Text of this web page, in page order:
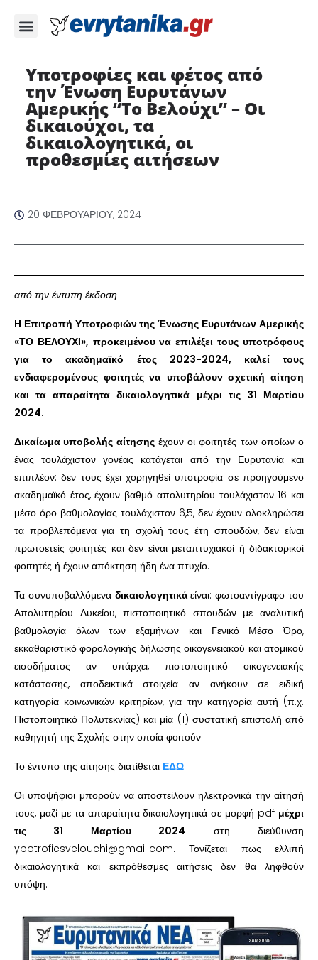
Υποτροφίες και φέτος από
την Ένωση Ευρυτάνων
Αμερικής “Το Βελούχι” – Οι
δικαιούχοι, τα
δικαιολογητικά, οι
προθεσμίες αιτήσεων
20 ΦΕΒΡΟΥΑΡΊΟΥ, 2024
από την έντυπη έκδοση
H Επιτροπή Υποτροφιών της Ένωσης Ευρυτάνων Αμερικής
«ΤΟ ΒΕΛΟΥΧΙ», προκειμένου να επιλέξει τους υποτρόφους
για το ακαδημαϊκό έτος 2023-2024, καλεί τους
ενδιαφερομένους φοιτητές να υποβάλουν σχετική αίτηση
και τα απαραίτητα δικαιολογητικά μέχρι τις 31 Μαρτίου
2024.
Δικαίωμα υποβολής αίτησηςέχουν οι φοιτητές των οποίων ο
ένας τουλάχιστον γονέας κατάγεται από την Ευρυτανία και
επιπλέον: δεν τους έχει χορηγηθεί υποτροφία σε προηγούμενο
ακαδημαϊκό έτος, έχουν βαθμό απολυτηρίου τουλάχιστον 16 και
μέσο όρο βαθμολογίας τουλάχιστον 6,5, δεν έχουν ολοκληρώσει
τα προβλεπόμενα για τη σχολή τους έτη σπουδών, δεν είναι
πρωτοετείς φοιτητές και δεν είναι μεταπτυχιακοί ή διδακτορικοί
φοιτητές ή έχουν απόκτηση ήδη ένα πτυχίο.
Τα συνυποβαλλόμενα δικαιολογητικάείναι: φωτοαντίγραφο του
Απολυτηρίου Λυκείου, πιστοποιητικό σπουδών με αναλυτική
βαθμολογία όλων των εξαμήνων και Γενικό Μέσο Όρο,
εκκαθαριστικό φορολογικής δήλωσης οικογενειακού και ατομικού
εισοδήματος αν υπάρχει, πιστοποιητικό οικογενειακής
κατάστασης, αποδεικτικά στοιχεία αν ανήκουν σε ειδική
κατηγορία κοινωνικών κριτηρίων, για την κατηγορία αυτή (π.χ.
Πιστοποιητικό Πολυτεκνίας) και μία (1) συστατική επιστολή από
καθηγητή της Σχολής στην οποία φοιτούν.
Το έντυπο της αίτησης διατίθεται ΕΔΩ.
Οι υποψήφιοι μπορούν να αποστείλουν ηλεκτρονικά την αίτησή
τους, μαζί με τα απαραίτητα δικαιολογητικά σε μορφή pdf μέχρι
τις 31 Μαρτίου 2024 στη διεύθυνση
ypotrofiesvelouchi@gmail.com. Τονίζεται πως ελλιπή
δικαιολογητικά και εκπρόθεσμες αιτήσεις δεν θα ληφθούν
υπόψη.